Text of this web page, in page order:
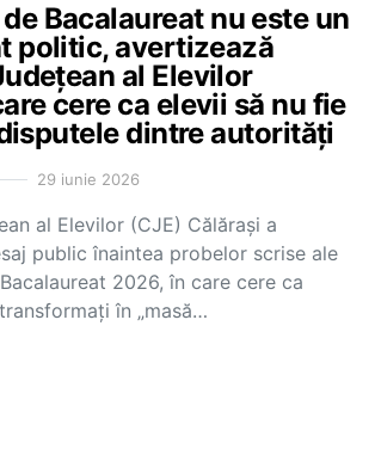
Bacalaureat nu este un
politic, avertizează
al Elevilor
cere ca elevii să nu fie
dintre autorități
29 iunie 2026
al Elevilor (CJE) Călărași a
public înaintea probelor scrise ale
2026, în care cere ca
în „masă…